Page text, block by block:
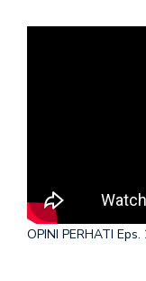
OPINI PERHATI